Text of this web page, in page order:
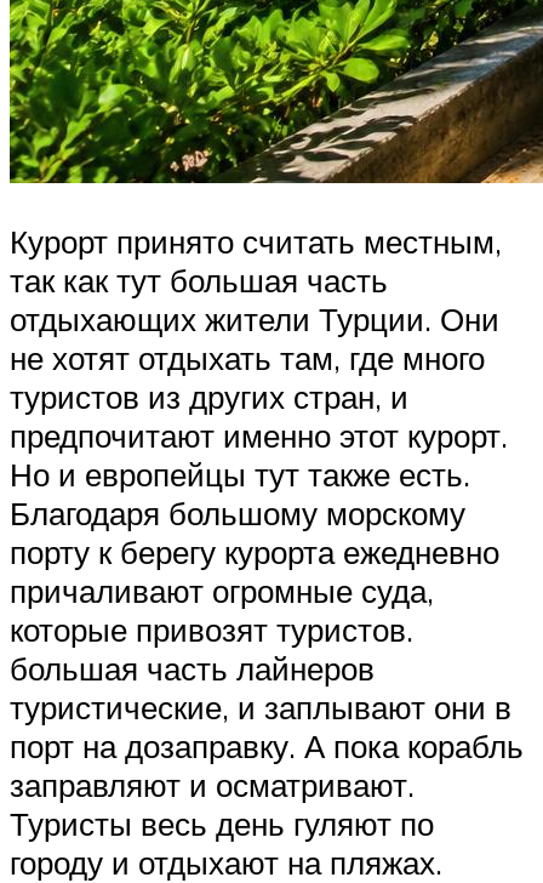
Курорт принято считать местным,
так как тут большая часть
отдыхающих жители Турции. Они
не хотят отдыхать там, где много
туристов из других стран, и
предпочитают именно этот курорт.
Но и европейцы тут также есть.
Благодаря большому морскому
порту к берегу курорта ежедневно
причаливают огромные суда,
которые привозят туристов.
большая часть лайнеров
туристические, и заплывают они в
порт на дозаправку. А пока корабль
заправляют и осматривают.
Туристы весь день гуляют по
городу и отдыхают на пляжах.